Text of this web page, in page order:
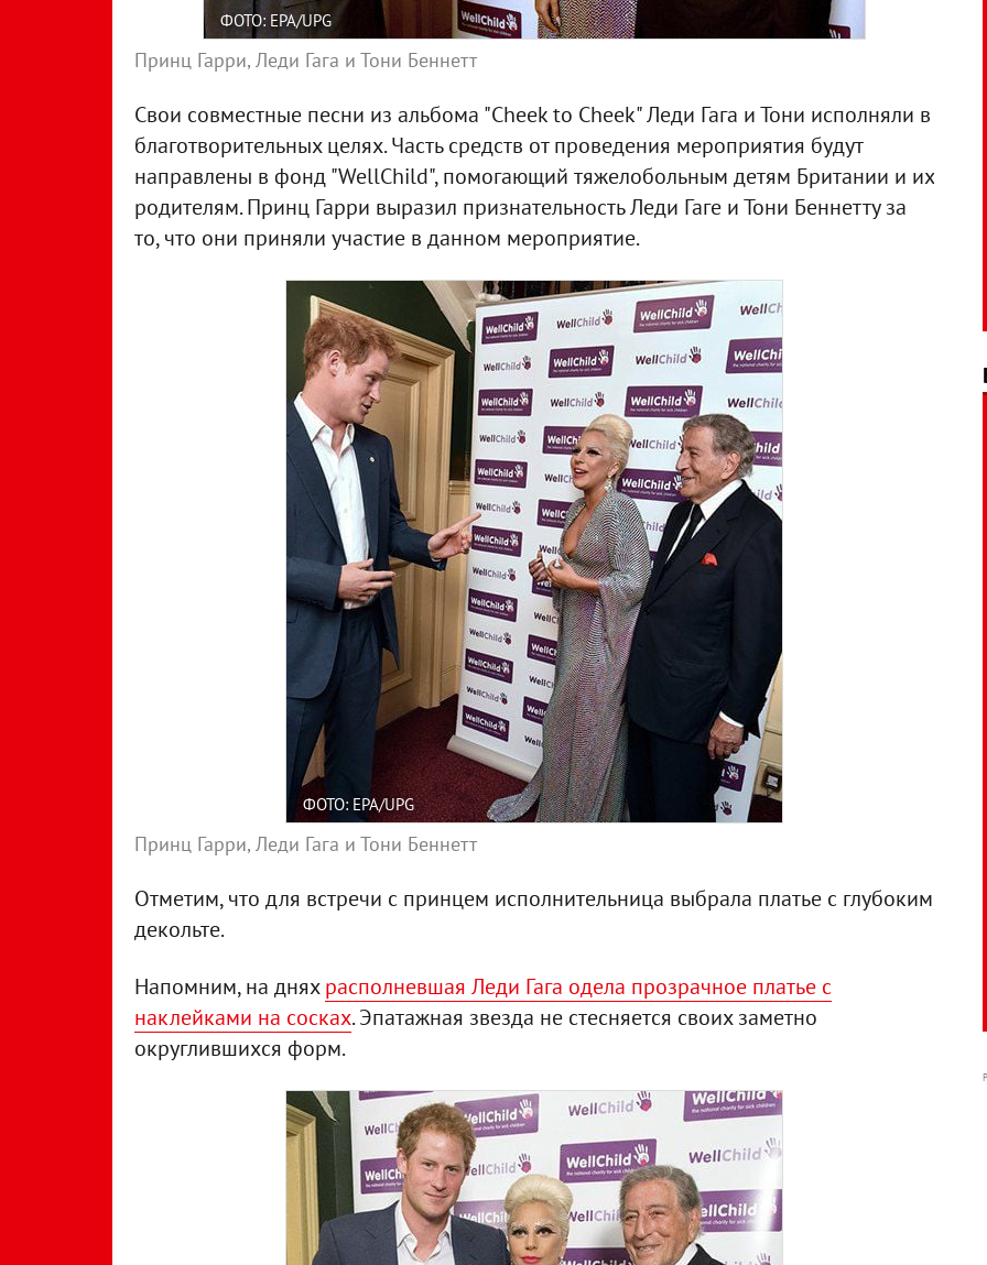
ФОТО: EPA/UPG
Принц Гарри, Леди Гага и Тони Беннетт
Свои совместные песни из альбома "Cheek to Cheek" Леди Гага и Тони исполняли в
благотворительных целях. Часть средств от проведения мероприятия будут
направлены в фонд "WellChild", помогающий тяжелобольным детям Британии и их
родителям. Принц Гарри выразил признательность Леди Гаге и Тони Беннетту за
то, что они приняли участие в данном мероприятие.
ФОТО: EPA/UPG
Принц Гарри, Леди Гага и Тони Беннетт
Отметим, что для встречи с принцем исполнительница выбрала платье с глубоким
декольте.
Напомним, на дняхрасполневшая Леди Гага одела прозрачное платье с
наклейками на сосках. Эпатажная звезда не стесняется своих заметно
округлившихся форм.